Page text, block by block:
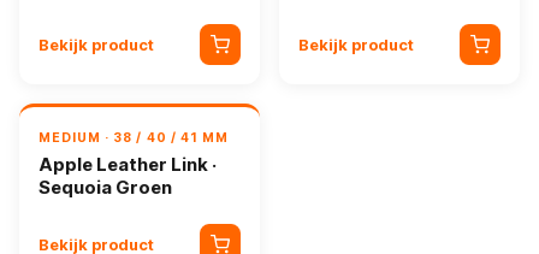
Bekijk product Bekijk product
MEDIUM · 38 / 40 / 41 MM
Apple Leather Link ·
Sequoia Groen
Bekijk product